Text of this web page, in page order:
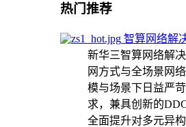
热门推荐
智算网络解
新华三智算网络解
网方式与全场景网
模与场景下日益严
求，兼具创新的
全面提升对多元异